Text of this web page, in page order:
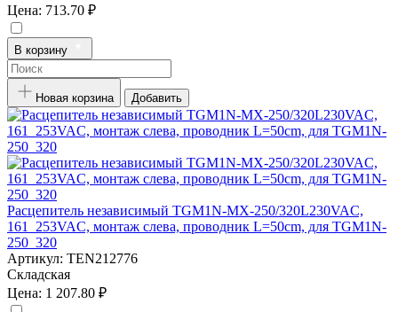
Цена: 713.70 ₽
В корзину
Новая корзина Добавить
Расцепитель независимый TGM1N-MX-250/320L230VAC,
161_253VAC, монтаж слева, проводник L=50cm, для TGM1N-
250_320
Артикул: TEN212776
Складская
Цена: 1 207.80 ₽